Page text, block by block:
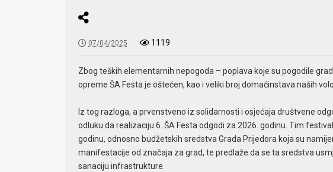
07/04/2025 1119
Zbog teških elementarnih nepogoda – poplava koje su pogodile
opreme ŠA Festa je oštećen, kao i veliki broj domaćinstava naših
Iz tog razloga, a prvenstveno iz solidarnosti i osjećaja društvene
odluku da realizaciju 6. ŠA Festa odgodi za 2026. godinu. Tim
godinu, odnosno budžetskih sredstva Grada Prijedora koja su
manifestacije od značaja za grad, te predlaže da se ta sredstva
sanaciju infrastrukture.